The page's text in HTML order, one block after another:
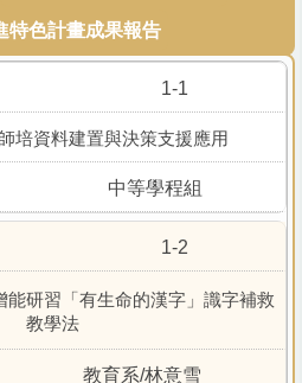
特色計畫成果報告
1-1
培資料建置與決策支援應用
中等學程組
1-2
能研習「有生命的漢字」識字補救
教學法
教育系/林意雪